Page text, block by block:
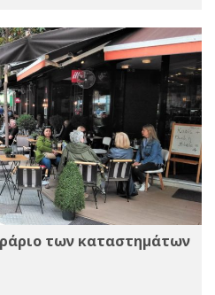
των καταστημάτων